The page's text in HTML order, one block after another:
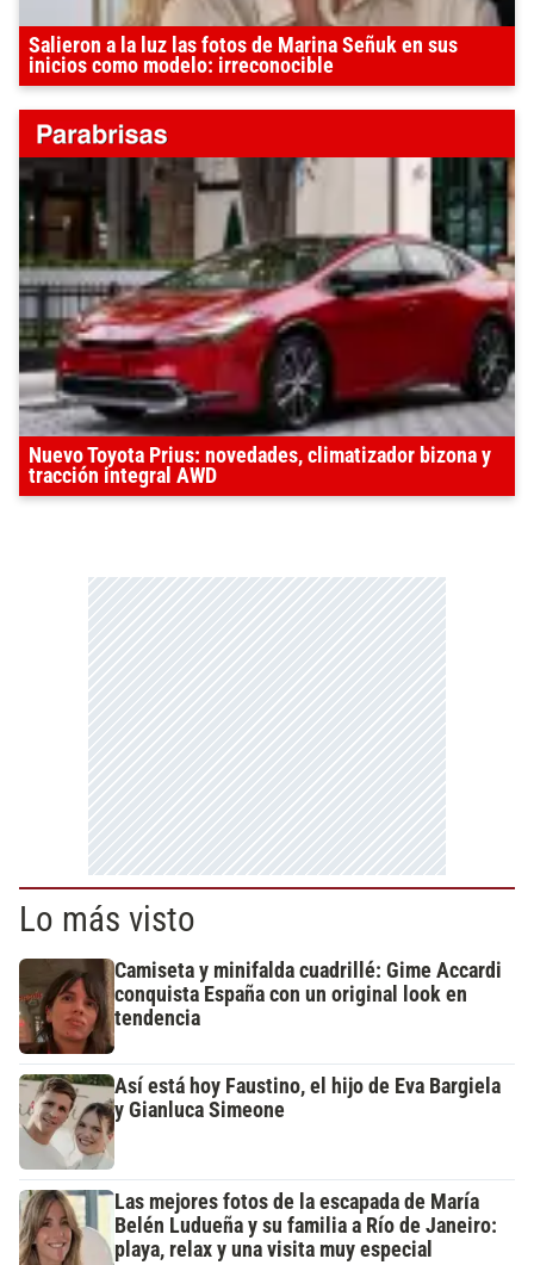
Salieron a la luz las fotos de Marina Señuk en sus
inicios como modelo: irreconocible
Nuevo Toyota Prius: novedades, climatizador bizona y
tracción integral AWD
Lo más visto
Camiseta y minifalda cuadrillé: Gime Accardi
conquista España con un original look en
tendencia
Así está hoy Faustino, el hijo de Eva Bargiela
y Gianluca Simeone
Las mejores fotos de la escapada de María
Belén Ludueña y su familia a Río de Janeiro:
playa, relax y una visita muy especial